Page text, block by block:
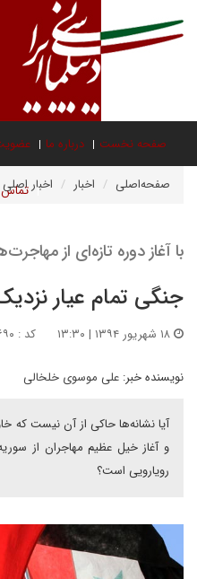
صفحه نخست درباره ما
تماس صفحه‌اصلی اخبار اخبار اصلی
با آغاز دوره تازه‌ای از
جنگی تمام عیار
کد : ۱۹۵۱۶۹۰
نویسنده خبر: على موسوى خلخالى
آیا نشانه‌ها حاکی از آن نیست که
و آغاز خیل عظیم مهاجران از
رویارویی است؟